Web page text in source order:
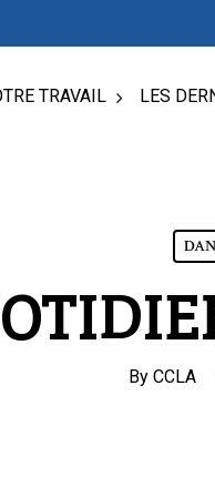
TRAVAIL LES
By CCLA